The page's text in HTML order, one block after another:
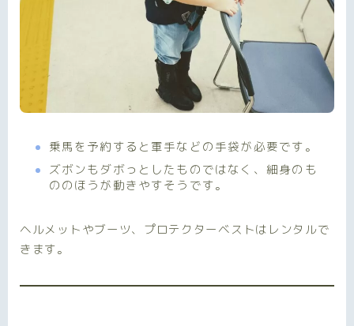
乗馬を予約すると軍手などの手袋が必要です。
ズボンもダボっとしたものではなく、細身のも
ののほうが動きやすそうです。
ヘルメットやブーツ、プロテクターベストはレンタルで
きます。